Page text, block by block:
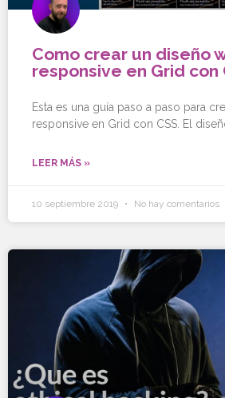
Como crear un diseño
responsive en Grid con
Esta es una guía paso a paso para
responsive en Grid con CSS. El
LEER MÁS »
10 septiembre 2019 No hay comentarios